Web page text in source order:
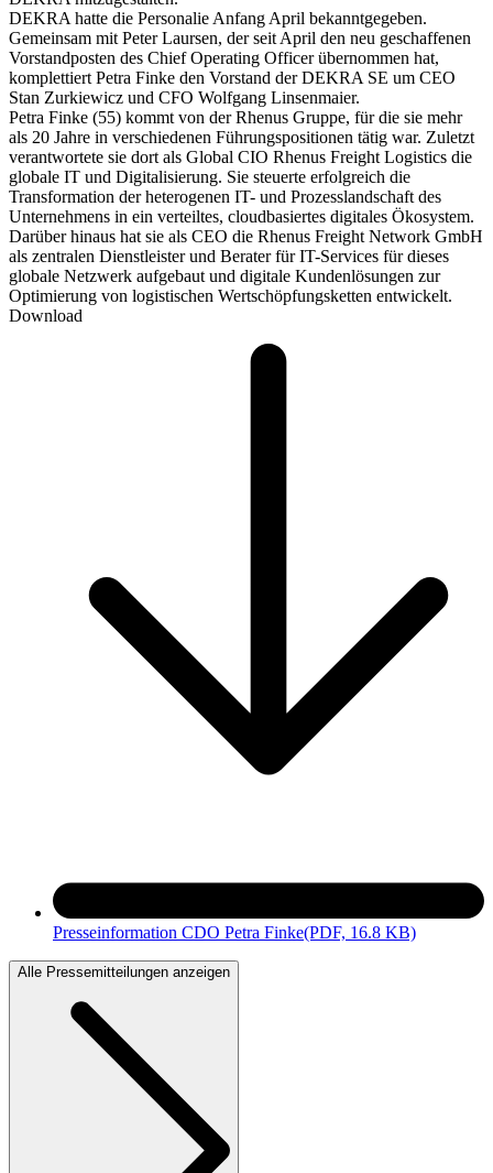
DEKRA hatte die Personalie Anfang April bekanntgegeben.
Gemeinsam mit Peter Laursen, der seit April den neu geschaffenen
Vorstandposten des Chief Operating Officer übernommen hat,
komplettiert Petra Finke den Vorstand der DEKRA SE um CEO
Stan Zurkiewicz und CFO Wolfgang Linsenmaier.
Petra Finke (55) kommt von der Rhenus Gruppe, für die sie mehr
als 20 Jahre in verschiedenen Führungspositionen tätig war. Zuletzt
verantwortete sie dort als Global CIO Rhenus Freight Logistics die
globale IT und Digitalisierung. Sie steuerte erfolgreich die
Transformation der heterogenen IT- und Prozesslandschaft des
Unternehmens in ein verteiltes, cloudbasiertes digitales Ökosystem.
Darüber hinaus hat sie als CEO die Rhenus Freight Network GmbH
als zentralen Dienstleister und Berater für IT-Services für dieses
globale Netzwerk aufgebaut und digitale Kundenlösungen zur
Optimierung von logistischen Wertschöpfungsketten entwickelt.
Download
Presseinformation CDO Petra Finke(PDF, 16.8 KB)
Alle Pressemitteilungen anzeigen